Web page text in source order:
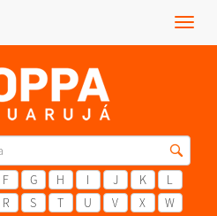
Menu
F G H I J K
L
R S T U V X
W